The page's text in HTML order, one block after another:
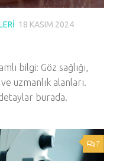
18 KASIM 2024
bilgi: Göz sağlığı,
uzmanlık alanları.
burada.
7